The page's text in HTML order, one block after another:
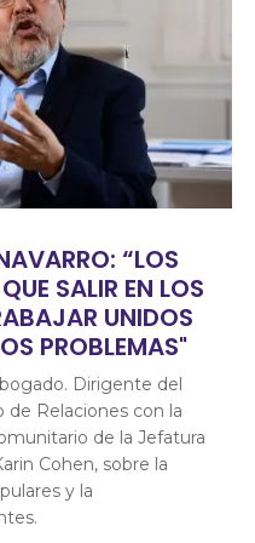
“LOS
SALIR EN LOS
UNIDOS
PROBLEMAS"
Dirigente del
de Relaciones con la
de la Jefatura
Cohen, sobre la
y la